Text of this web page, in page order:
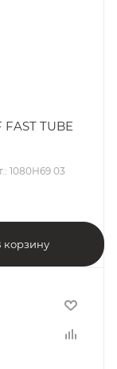
TUBE
1080H69 03
корзину